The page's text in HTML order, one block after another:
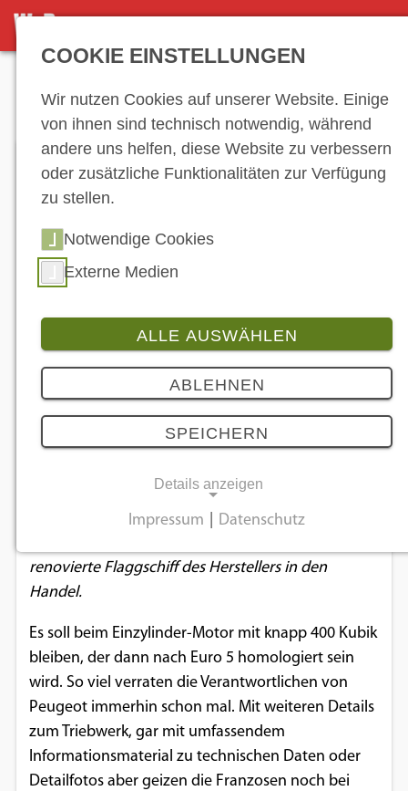
DETAILSEITE
Die endgültige Version des neuen Metropolis, von
der es nur andeutungsweise Fotos gibt, soll sich
optisch eng an den Metropolis Concept RS (Foto)
zeigte. (© Peugeot Motocycles)
3 Bilder
Peugeot frischt den Metropolis auf
06.08.2020
Die Franzosen rüsten ihr solides Roller-
Neigedreirad optisch und technisch auf. Los gehen
renovierte Flaggschiff des Herstellers in den
Handel.
Es soll beim Einzylinder-Motor mit knapp 400 Kubik
bleiben, der dann nach Euro 5 homologiert sein
wird. So viel verraten die Verantwortlichen von
Peugeot immerhin schon mal. Mit weiteren Details
zum Triebwerk, gar mit umfassendem
Informationsmaterial zu technischen Daten oder
Detailfotos aber geizen die Franzosen noch bei
COOKIE EINSTELLUNGEN
Wir nutzen Cookies auf unserer Website. Einige
von ihnen sind technisch notwendig, während
andere uns helfen, diese Website zu verbessern
oder zusätzliche Funktionalitäten zur Verfügung
zu stellen.
Notwendige Cookies
Externe Medien
ALLE AUSWÄHLEN
ABLEHNEN
SPEICHERN
Details anzeigen
Notwendige Cookies ermöglichen
grundlegende Funktionen und sind für die
erforderlich.
Name:
cookie_consent
Impressum Datenschutz